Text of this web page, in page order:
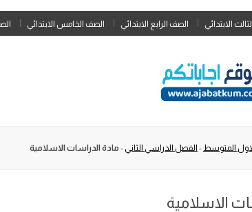
الابتدائي الصف الرابع الابتدائي الصف الخامس الابتدائي
المتوسط - الفصل الدراسي الثاني - مادة الدراسات الاسلامية
الاسلامية